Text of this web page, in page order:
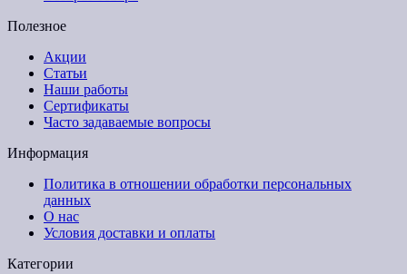
Полезное
Акции
Статьи
Наши работы
Сертификаты
Часто задаваемые вопросы
Информация
Политика в отношении обработки персональных
данных
О нас
Условия доставки и оплаты
Категории